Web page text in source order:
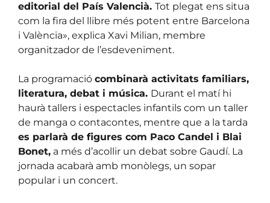
editorial del País Valencià. Tot plegat ens situa
com la fira del llibre més potent entre Barcelona
i València», explica Xavi Milian, membre
organitzador de l’esdeveniment.
La programació combinarà activitats familiars,
literatura, debat i música. Durant el matí hi
haurà tallers i espectacles infantils com un taller
de manga o contacontes, mentre que a la tarda
es parlarà de figures com Paco Candel i Blai
Bonet, a més d’acollir un debat sobre Gaudí. La
jornada acabarà amb monòlegs, un sopar
popular i un concert.